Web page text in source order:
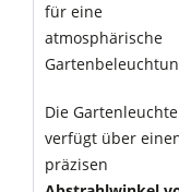
für eine
atmosphärische
Die Gartenleuchte
verfügt über
präzisen